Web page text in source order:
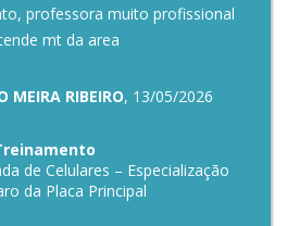
professora muito profissional
mt da area
MEIRA RIBEIRO, 13/05/2026
de Celulares – Especialização
da Placa Principal